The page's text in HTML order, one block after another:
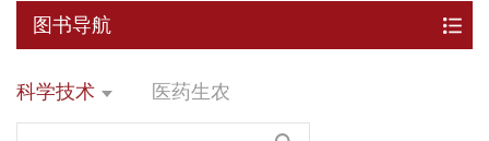
图书导航
科学技术 医药生农